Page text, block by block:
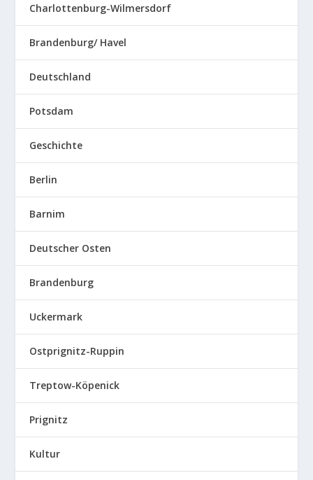
Charlottenburg-Wilmersdorf
Brandenburg/ Havel
Deutschland
Potsdam
Geschichte
Berlin
Barnim
Deutscher Osten
Brandenburg
Uckermark
Ostprignitz-Ruppin
Treptow-Köpenick
Prignitz
Kultur